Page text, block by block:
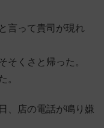
言って貴司が現れ
そくさと帰った。
。
、店の電話が鳴り嫌